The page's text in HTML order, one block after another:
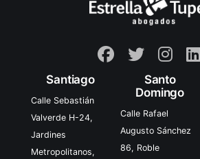
Santiago
Calle Sebastián
Valverde H-24,
Jardines
Metropolitanos,
Santo
Domingo
Calle Rafael
Augusto Sánchez
86, Roble